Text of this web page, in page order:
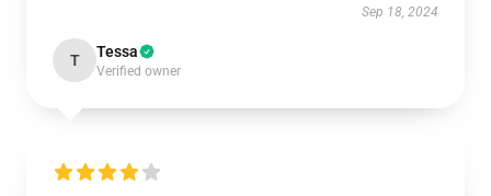
Sep 18, 2024
T Tessa
Verified owner